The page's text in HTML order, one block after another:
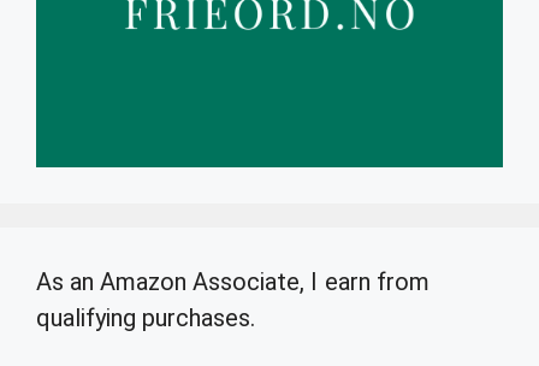
As an Amazon Associate, I earn from
qualifying purchases.